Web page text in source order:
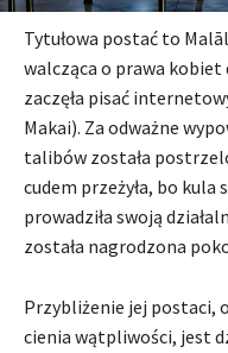
Tytułowa postać to
walcząca o prawa kobiet
zaczęła pisać
Makai). Za odważne
talibów została
cudem przeżyła, bo kula
prowadziła swoją
została nagrodzona
Przybliżenie jej postaci,
cienia wątpliwości, jest